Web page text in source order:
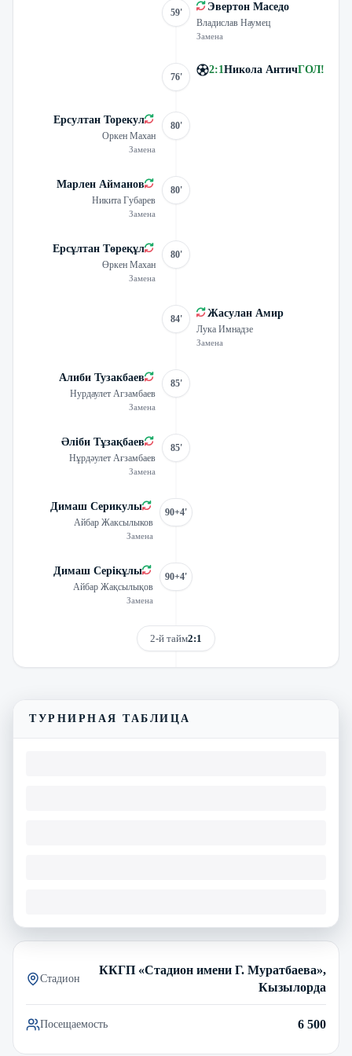
59' Эвертон Маседо
Владислав Наумец
Замена
76'
2:1Никола АнтичГОЛ!
Ерсултан Торекул
Оркен Махан
Замена
80'
Марлен Айманов
Никита Губарев
Замена
80'
Ерсұлтан Төреқұл
Өркен Махан
Замена
80'
84' Жасулан Амир
Лука Имнадзе
Замена
Алиби Тузакбаев
Нурдаулет Агзамбаев
Замена
85'
Әліби Тұзақбаев
Нұрдәулет Ағзамбаев
Замена
85'
Димаш Серикулы
Айбар Жаксылыков
Замена
90+4'
Димаш Серікұлы
Айбар Жақсылықов
Замена
90+4'
2-й тайм2:1
ТУРНИРНАЯ ТАБЛИЦА
Стадион
ККГП «Стадион имени Г. Муратбаева»,
Кызылорда
Посещаемость 6 500